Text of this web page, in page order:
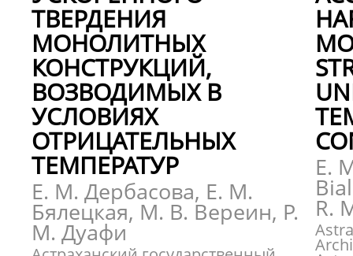
ТВЕРДЕНИЯ
МОНОЛИТНЫХ
КОНСТРУКЦИЙ,
ВОЗВОДИМЫХ В
УСЛОВИЯХ
ОТРИЦАТЕЛЬНЫХ
ТЕМПЕРАТУР
Е. М. Дербасова, Е. М.
Бялецкая, М. В. Вереин, Р.
М. Дуафи
E.
R.